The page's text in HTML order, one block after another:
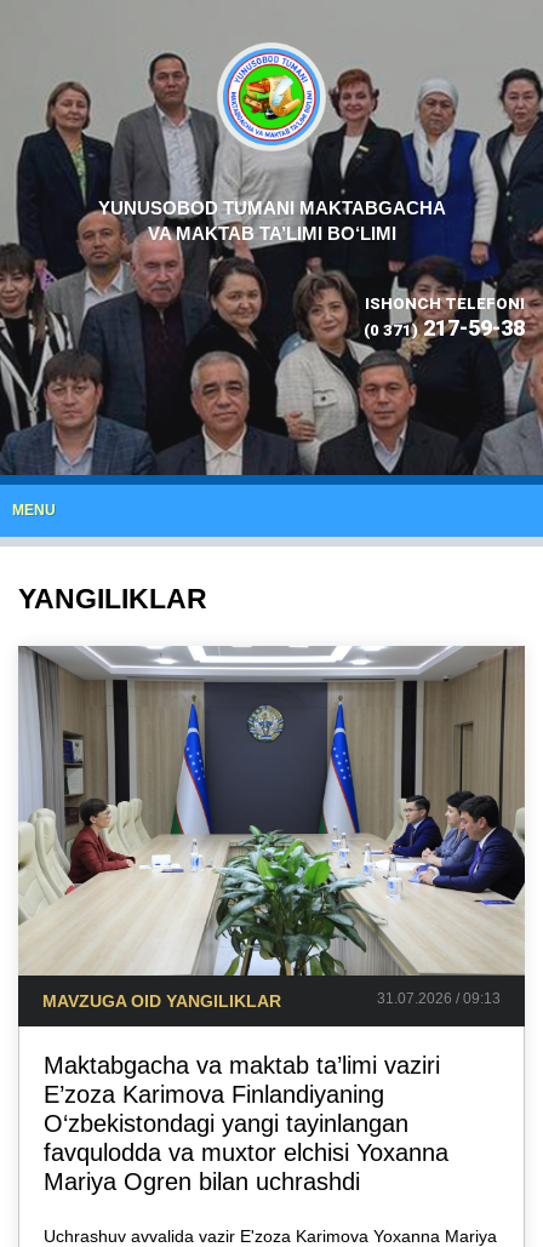
YUNUSOBOD TUMANI MAKTABGACHA
VA MAKTAB TA’LIMI BO‘LIMI
ISHONCH TELEFONI
(0 371)217-59-38
MENU
YANGILIKLAR
MAVZUGA OID YANGILIKLAR 31.07.2026 / 09:13
Maktabgacha va maktab ta’limi vaziri
E’zozа Karimova Finlandiyaning
O‘zbekistondagi yangi tayinlangan
favqulodda va muxtor elchisi Yoxanna
Mariya Ogren bilan uchrashdi
Uchrashuv avvalida vazir E'zoza Karimova Yoxanna Mariya